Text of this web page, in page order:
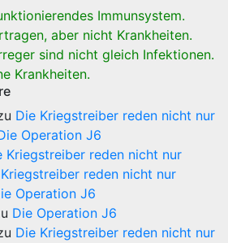
Immunsystem.
aber nicht Krankheiten.
sind nicht gleich Infektionen.
Krankheiten.
Die Kriegstreiber reden nicht nur
Operation J6
Kriegstreiber reden nicht nur
reden nicht nur
Operation J6
Die Operation J6
Die Kriegstreiber reden nicht nur